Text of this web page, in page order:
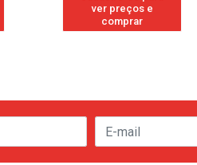
ver preços e
comprar